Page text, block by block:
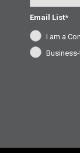
Email List*
I am a